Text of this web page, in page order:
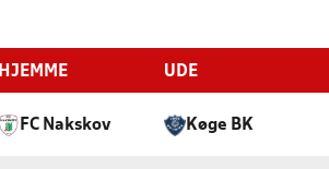
HJEMME UDE
FC Nakskov Køge BK